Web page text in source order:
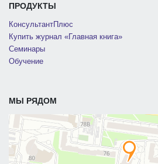
ПРОДУКТЫ
КонсультантПлюс
Купить журнал «Главная книга»
Семинары
Обучение
МЫ РЯДОМ